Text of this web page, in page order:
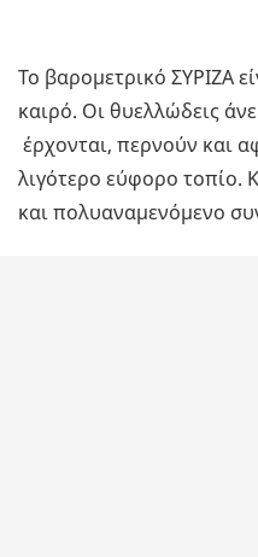
Το βαρομετρικό ΣΥΡΙΖΑ
καιρό. Οι θυελλώδεις
έρχονται, περνούν και
λιγότερο εύφορο τοπίο.
και πολυαναμενόμενο